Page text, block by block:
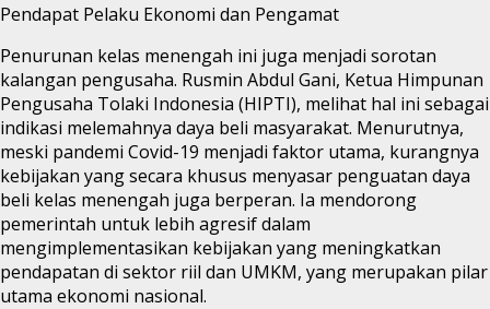
Pendapat Pelaku Ekonomi dan Pengamat
Penurunan kelas menengah ini juga menjadi sorotan
kalangan pengusaha. Rusmin Abdul Gani, Ketua Himpunan
Pengusaha Tolaki Indonesia (HIPTI), melihat hal ini sebagai
indikasi melemahnya daya beli masyarakat. Menurutnya,
meski pandemi Covid-19 menjadi faktor utama, kurangnya
kebijakan yang secara khusus menyasar penguatan daya
beli kelas menengah juga berperan. Ia mendorong
pemerintah untuk lebih agresif dalam
mengimplementasikan kebijakan yang meningkatkan
pendapatan di sektor riil dan UMKM, yang merupakan pilar
utama ekonomi nasional.